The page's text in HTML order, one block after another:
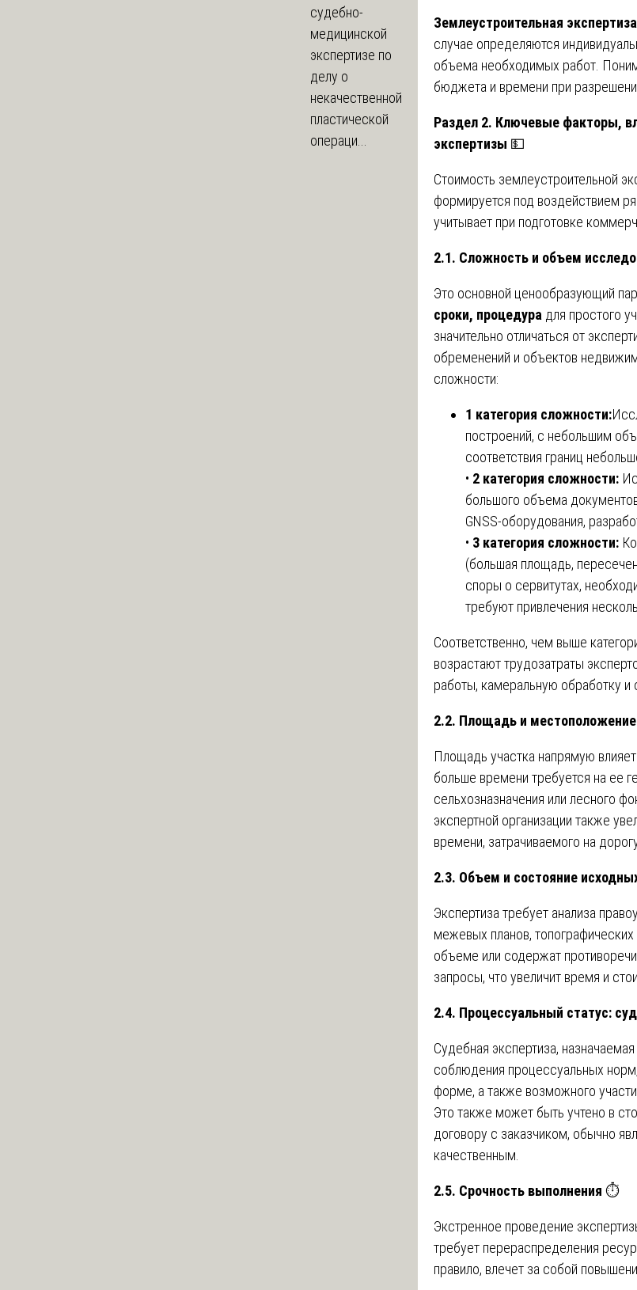
Землеустроительная
случае определяются
объема необходимых работ.
бюджета и времени при
Раздел 2. Ключевые факторы,
экспертизы 💵
Стоимость землеустроительной
формируется под воздействием
учитывает при подготовке
2.1. Сложность и объем
Это основной ценообразующий
сроки, процедура для простого
значительно отличаться от
обременений и объектов
сложности:
1 категория сложности:
построений, с небольшим
соответствия границ
• 2 категория сложности:
большого объема
GNSS-оборудования,
• 3 категория сложности:
(большая площадь,
споры о сервитутах,
требуют привлечения
Соответственно, чем выше
возрастают трудозатраты
работы, камеральную обработку и
2.2. Площадь и местоположение
Площадь участка напрямую
больше времени требуется на ее
сельхозназначения или лесного
экспертной организации также
времени, затрачиваемого на
2.3. Объем и состояние
Экспертиза требует анализа
межевых планов,
объеме или содержат
запросы, что увеличит время и
2.4. Процессуальный статус:
Судебная экспертиза,
соблюдения процессуальных
форме, а также возможного
Это также может быть учтено в
договору с заказчиком, обычно
качественным.
2.5. Срочность выполнения ⏱️
Экстренное проведение
требует перераспределения
правило, влечет за собой
судебно-
медицинской
экспертизе по
делу о
некачественной
пластической
операци...